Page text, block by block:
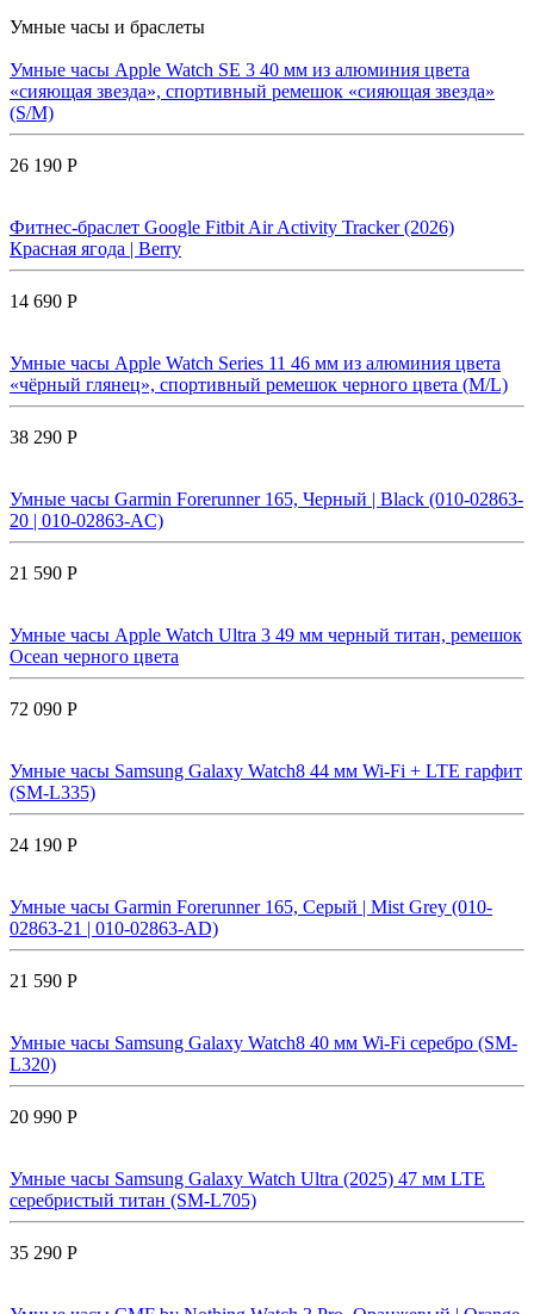
Умные часы и браслеты
Умные часы Apple Watch SE 3 40 мм из алюминия цвета
«сияющая звезда», спортивный ремешок «сияющая звезда»
(S/M)
26 190 Р
Фитнес-браслет Google Fitbit Air Activity Tracker (2026)
Красная ягода | Berry
14 690 Р
Умные часы Apple Watch Series 11 46 мм из алюминия цвета
«чёрный глянец», спортивный ремешок черного цвета (M/L)
38 290 Р
Умные часы Garmin Forerunner 165, Черный | Black (010-02863-
20 | 010-02863-AC)
21 590 Р
Умные часы Apple Watch Ultra 3 49 мм черный титан, ремешок
Ocean черного цвета
72 090 Р
Умные часы Samsung Galaxy Watch8 44 мм Wi-Fi + LTE гарфит
(SM-L335)
24 190 Р
Умные часы Garmin Forerunner 165, Серый | Mist Grey (010-
02863-21 | 010-02863-AD)
21 590 Р
Умные часы Samsung Galaxy Watch8 40 мм Wi-Fi серебро (SM-
L320)
20 990 Р
Умные часы Samsung Galaxy Watch Ultra (2025) 47 мм LTE
серебристый титан (SM-L705)
35 290 Р